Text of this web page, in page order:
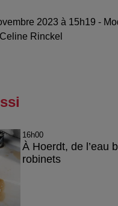
2023 à 15h19 -
Rinckel
16h00
À Hoerdt, de l’eau
robinets